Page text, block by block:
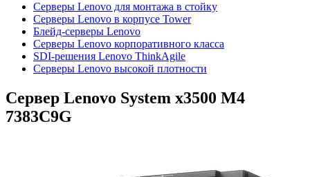
Серверы Lenovo для монтажа в стойку
Серверы Lenovo в корпусе Tower
Блейд-серверы Lenovo
Cерверы Lenovo корпоративного класса
SDI-решения Lenovo ThinkAgile
Серверы Lenovo высокой плотности
Сервер Lenovo System x3500 M4
7383C9G